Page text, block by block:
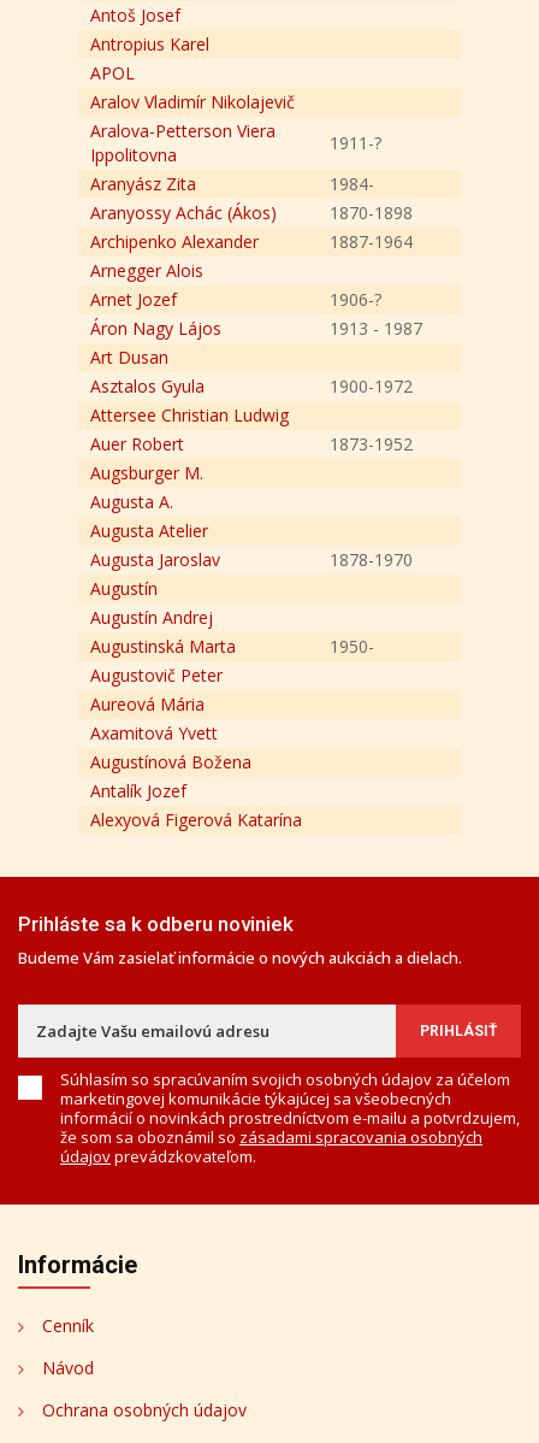
Antoš Josef
Antropius Karel
APOL
Aralov Vladimír Nikolajevič
Aralova-Petterson Viera
Ippolitovna
1911-?
Aranyász Zita
1984-
Aranyossy Achác (Ákos)
1870-1898
Archipenko Alexander
1887-1964
Arnegger Alois
Arnet Jozef
1906-?
Áron Nagy Lájos
1913 - 1987
Art Dusan
Asztalos Gyula
1900-1972
Attersee Christian Ludwig
Auer Robert
1873-1952
Augsburger M.
Augusta A.
Augusta Atelier
Augusta Jaroslav
1878-1970
Augustín
Augustín Andrej
Augustinská Marta
1950-
Augustovič Peter
Aureová Mária
Axamitová Yvett
Augustínová Božena
Antalík Jozef
Alexyová Figerová Katarína
Prihláste sa k odberu noviniek
Budeme Vám zasielať informácie o nových aukciách a dielach.
Súhlasím so spracúvaním svojich osobných údajov za účelom
marketingovej komunikácie týkajúcej sa všeobecných
informácií o novinkách prostredníctvom e-mailu a potvrdzujem,
že som sa oboznámil so zásadami spracovania osobných
údajovprevádzkovateľom.
Informácie
Cenník
Návod
Ochrana osobných údajov